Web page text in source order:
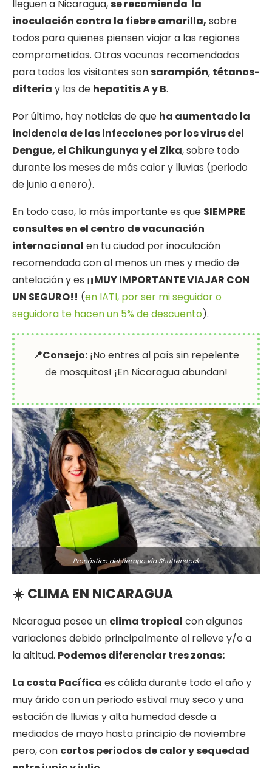
lleguen a Nicaragua,se recomienda la
inoculación contra la fiebre amarilla, sobre
todos para quienes piensen viajar a las regiones
comprometidas. Otras vacunas recomendadas
para todos los visitantes sonsarampión, tétanos-
difteria y las de hepatitis A y B.
Por último, hay noticias de que ha aumentado la
incidencia de las infecciones por los virus del
Dengue, el Chikungunya y el Zika, sobre todo
durante los meses de más calor y lluvias (periodo
de junio a enero).
En todo caso, lo más importante es que SIEMPRE
consultes en el centro de vacunación
internacional en tu ciudad por inoculación
recomendada con al menos un mes y medio de
antelación y es ¡¡MUY IMPORTANTE VIAJAR CON
UN SEGURO!! (en IATI, por ser mi seguidor o
seguidora te hacen un 5% de descuento).
📍Consejo: ¡No entres al país sin repelente
de mosquitos! ¡En Nicaragua abundan!
Pronóstico del tiempo via Shutterstock
☀️CLIMA EN NICARAGUA
Nicaragua posee un clima tropical con algunas
variaciones debido principalmente al relieve y/o a
la altitud. Podemos diferenciar tres zonas:
La costa Pacífica es cálida durante todo el año y
muy árido con un periodo estival muy seco y una
estación de lluvias y alta humedad desde a
mediados de mayo hasta principio de noviembre
pero, con cortos periodos de calor y sequedad